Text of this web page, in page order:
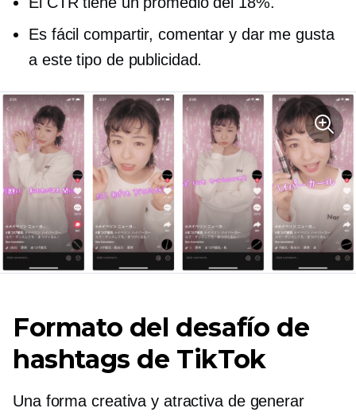
Es fácil compartir, comentar y dar me gusta
a este tipo de publicidad.
Formato del desafío de
hashtags de TikTok
Una forma creativa y atractiva de generar